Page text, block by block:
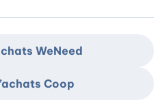
WeNeed
Coop